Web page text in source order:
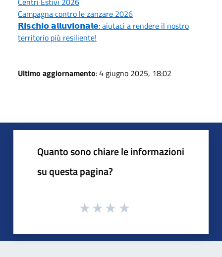
Campagna contro le zanzare 2026
𝗥𝗶𝘀𝗰𝗵𝗶𝗼 𝗮𝗹𝗹𝘂𝘃𝗶𝗼𝗻𝗮𝗹𝗲: aiutaci a rendere il nostro
territorio più resiliente!
Ultimo aggiornamento: 4 giugno 2025, 18:02
Quanto sono chiare le informazioni
su questa pagina?